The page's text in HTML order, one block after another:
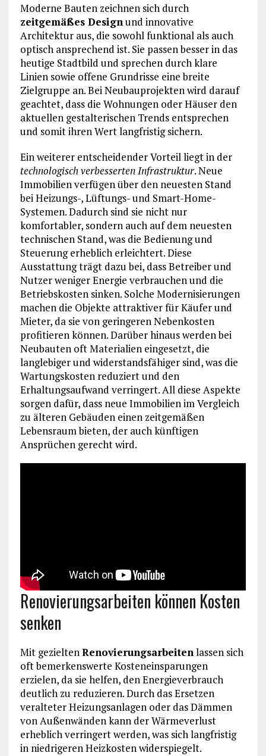
Moderne Bauten zeichnen sich durch
zeitgemäßes Designund innovative
Architektur aus, die sowohl funktional als auch
optisch ansprechend ist. Sie passen besser in das
heutige Stadtbild und sprechen durch klare
Linien sowie offene Grundrisse eine breite
Zielgruppe an. Bei Neubauprojekten wird darauf
geachtet, dass die Wohnungen oder Häuser den
aktuellen gestalterischen Trends entsprechen
und somit ihren Wert langfristig sichern.
Ein weiterer entscheidender Vorteil liegt in der
technologisch verbesserten Infrastruktur. Neue
Immobilien verfügen über den neuesten Stand
bei Heizungs-, Lüftungs- und Smart-Home-
Systemen. Dadurch sind sie nicht nur
komfortabler, sondern auch auf dem neuesten
technischen Stand, was die Bedienung und
Steuerung erheblich erleichtert. Diese
Ausstattung trägt dazu bei, dass Betreiber und
Nutzer weniger Energie verbrauchen und die
Betriebskosten sinken. Solche Modernisierungen
machen die Objekte attraktiver für Käufer und
Mieter, da sie von geringeren Nebenkosten
profitieren können. Darüber hinaus werden bei
Neubauten oft Materialien eingesetzt, die
langlebiger und widerstandsfähiger sind, was die
Wartungskosten reduziert und den
Erhaltungsaufwand verringert. All diese Aspekte
sorgen dafür, dass neue Immobilien im Vergleich
zu älteren Gebäuden einen zeitgemäßen
Lebensraum bieten, der auch künftigen
Ansprüchen gerecht wird.
Renovierungsarbeiten können Kosten
senken
Mit gezieltenRenovierungsarbeitenlassen sich
oft bemerkenswerte Kosteneinsparungen
erzielen, da sie helfen, den Energieverbrauch
deutlich zu reduzieren. Durch das Ersetzen
veralteter Heizungsanlagen oder das Dämmen
von Außenwänden kann der Wärmeverlust
erheblich verringert werden, was sich langfristig
in niedrigeren Heizkosten widerspiegelt.